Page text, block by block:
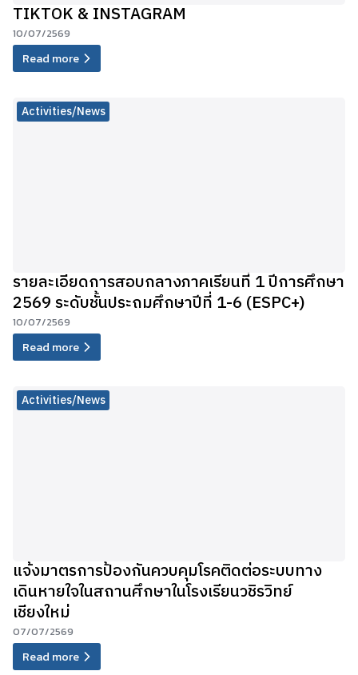
TIKTOK & INSTAGRAM
10/07/2569
Read more
Activities/News
รายละเอียดการสอบกลางภาคเรียนที่ 1 ปีการศึกษา
2569 ระดับชั้นประถมศึกษาปีที่ 1-6 (ESPC+)
10/07/2569
Read more
Activities/News
แจ้งมาตรการป้องกันควบคุมโรคติดต่อระบบทาง
เดินหายใจในสถานศึกษาในโรงเรียนวชิรวิทย์
เชียงใหม่
07/07/2569
Read more